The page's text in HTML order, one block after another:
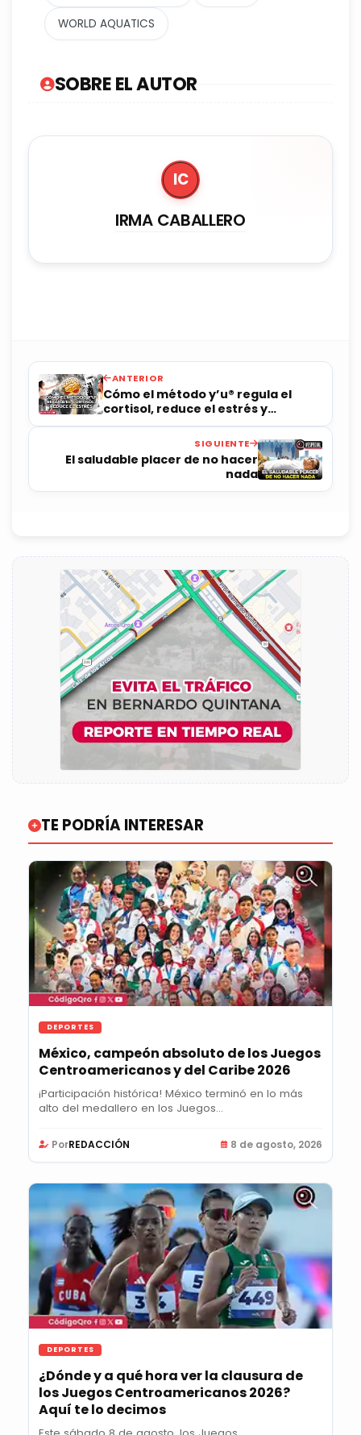
WORLD AQUATICS
SOBRE EL AUTOR
IC
IRMA CABALLERO
ANTERIOR
Cómo el método y’u®️ regula el
cortisol, reduce el estrés y
promueve la calma
SIGUIENTE
El saludable placer de no hacer
nada
TE PODRÍA INTERESAR
DEPORTES
México, campeón absoluto de los Juegos
Centroamericanos y del Caribe 2026
¡Participación histórica! México terminó en lo más
alto del medallero en los Juegos...
PorREDACCIÓN 8 de agosto, 2026
DEPORTES
¿Dónde y a qué hora ver la clausura de
los Juegos Centroamericanos 2026?
Aquí te lo decimos